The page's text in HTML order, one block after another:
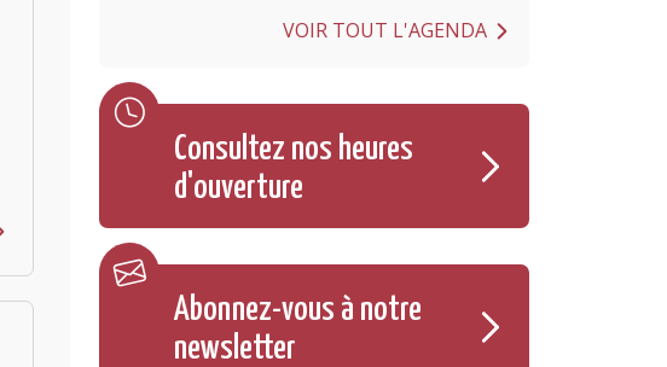
VOIR TOUT L'AGENDA
Consultez nos heures
d'ouverture
Abonnez-vous à notre
newsletter